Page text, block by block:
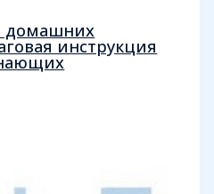
домашних
инструкция